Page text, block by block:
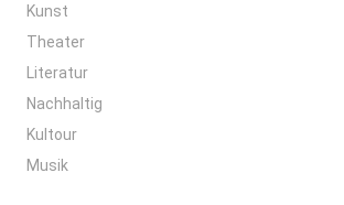
Kunst
Theater
Literatur
Nachhaltig
Kultour
Musik